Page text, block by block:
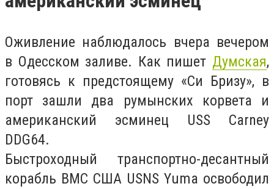
Оживление наблюдалось вчера вечером
в Одесском заливе. Как пишет Думская,
готовясь к предстоящему «Си Бризу», в
порт зашли два румынских корвета и
американский эсминец USS Carney
DDG64.
Быстроходный транспортно-десантный
корабль ВМС США USNS Yuma освободил